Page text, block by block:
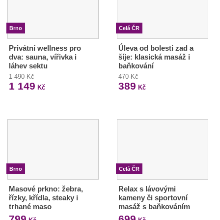
Brno
Privátní wellness pro
dva: sauna, vířivka i
láhev sektu
1 490 Kč
1 149 Kč
Celá ČR
Úleva od bolesti zad a
šíje: klasická masáž i
baňkování
470 Kč
389 Kč
Brno
Masové prkno: žebra,
řízky, křídla, steaky i
trhané maso
Celá ČR
Relax s lávovými
kameny či sportovní
masáž s baňkováním